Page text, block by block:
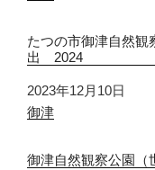
たつの市御津自然観
出 2024
日付
2023年12月10日
関連理由
御津
御津自然観察公園